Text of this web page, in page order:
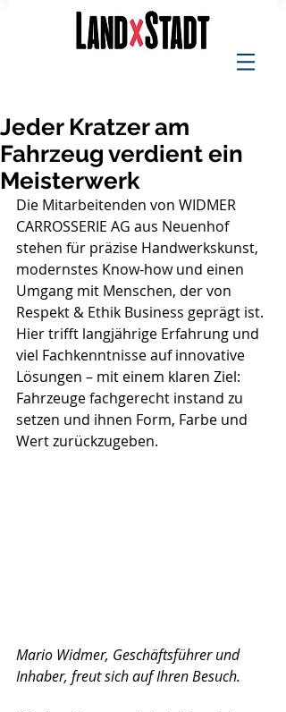
Jeder Kratzer am
Fahrzeug verdient ein
Meisterwerk
Die Mitarbeitenden von WIDMER
CARROSSERIE AG aus Neuenhof
stehen für präzise Handwerkskunst,
modernstes Know-how und einen
Umgang mit Menschen, der von
Respekt & Ethik Business geprägt ist.
Hier trifft langjährige Erfahrung und
viel Fachkenntnisse auf innovative
Lösungen – mit einem klaren Ziel:
Fahrzeuge fachgerecht instand zu
setzen und ihnen Form, Farbe und
Wert zurückzugeben.
Mario Widmer, Geschäftsführer und
Inhaber, freut sich auf Ihren Besuch.